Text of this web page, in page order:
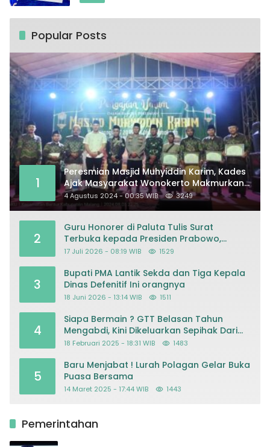
Popular Posts
1
Peresmian Masjid Muhyiddin Karim, Kades
Ajak Masyarakat Wonokerto Makmurkan
Masjid
4 Agustus 2024 - 00:35 WIB 3249
2
Guru Honorer di Paluta Tulis Surat
Terbuka kepada Presiden Prabowo,
Mohon Keadilan atas Dugaan
17 Juli 2026 - 08:19 WIB 1529
3
Bupati PMA Lantik Sekda dan Tiga Kepala
Dinas Defenitif Ini orangnya
18 Juni 2026 - 13:14 WIB 1511
4
Siapa Bermain ? GTT Belasan Tahun
Mengabdi, Kini Dikeluarkan Sepihak Dari
Dapodik
18 Februari 2025 - 18:31 WIB 1483
5
Baru Menjabat ! Lurah Polagan Gelar Buka
Puasa Bersama
14 Maret 2025 - 17:44 WIB 1443
Pemerintahan